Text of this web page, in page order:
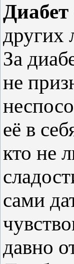
Диабет
других
За
не
её в
кто не
сами
давно